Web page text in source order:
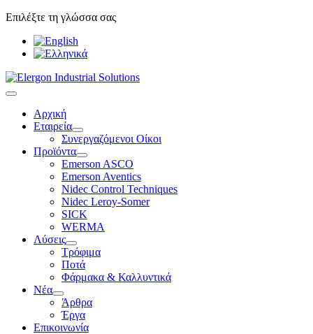
Επιλέξτε τη γλώσσα σας
Αρχική
Εταιρεία
Συνεργαζόμενοι Οίκοι
Προϊόντα
Emerson ASCO
Emerson Aventics
Nidec Control Techniques
Nidec Leroy-Somer
SICK
WERMA
Λύσεις
Τρόφιμα
Ποτά
Φάρμακα & Καλλυντικά
Νέα
Άρθρα
Έργα
Επικοινωνία